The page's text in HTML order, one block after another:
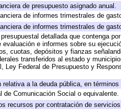
de presupuesto asignado anual.
de informes trimestrales de
de informes trimestrales de
detallada que contenga
e informes sobre su
cuotas, depósitos y fianzas
transferidos al estado y
Ley Federal de Presupuesto y
a la deuda pública, en
de Comunicación Social o equivalente.
recursos por contratación de